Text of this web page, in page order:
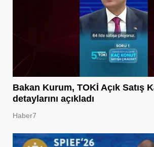
Bakan Kurum, TOKİ Açık Satış
detaylarını açıkladı
Haber7